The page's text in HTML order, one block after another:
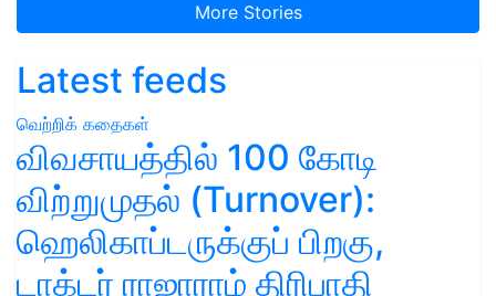
More Stories
Latest feeds
வெற்றிக் கதைகள்
விவசாயத்தில் 100 கோடி
விற்றுமுதல் (Turnover):
ஹெலிகாப்டருக்குப் பிறகு,
டாக்டர் ராஜாராம் திரிபாதி